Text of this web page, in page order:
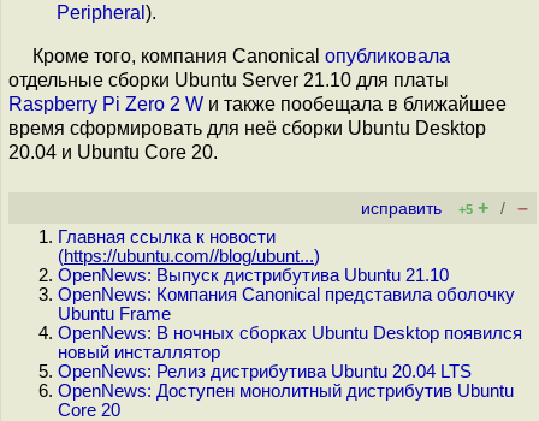
Peripheral ).
Кроме того, компания Canonical опубликовала
отдельные сборки Ubuntu Server 21.10 для платы
Raspberry Pi Zero 2 W и также пообещала в ближайшее
время сформировать для неё сборки Ubuntu Desktop
20.04 и Ubuntu Core 20.
исправить +5 + / –
Главная ссылка к новости
(https://ubuntu.com//blog/ubunt...)
OpenNews: Выпуск дистрибутива Ubuntu 21.10
OpenNews: Компания Canonical представила оболочку
Ubuntu Frame
OpenNews: В ночных сборках Ubuntu Desktop появился
новый инсталлятор
OpenNews: Релиз дистрибутива Ubuntu 20.04 LTS
OpenNews: Доступен монолитный дистрибутив Ubuntu
Core 20